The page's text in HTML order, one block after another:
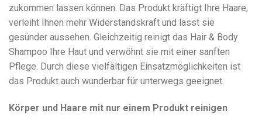
zukommen lassen können. Das Produkt kräftigt Ihre Haare,
verleiht Ihnen mehr Widerstandskraft und lässt sie
gesünder aussehen. Gleichzeitig reinigt das Hair & Body
Shampoo Ihre Haut und verwöhnt sie mit einer sanften
Pflege. Durch diese vielfältigen Einsatzmöglichkeiten ist
das Produkt auch wunderbar für unterwegs geeignet.
Körper und Haare mit nur einem Produkt reinigen